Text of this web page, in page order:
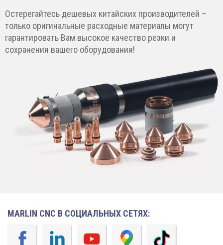
Остерегайтесь дешевых китайских производителей –
только оригинальные расходные материалы могут
гарантировать Вам высокое качество резки и
сохранения вашего оборудования!
MARLIN CNC В СОЦИАЛЬНЫХ СЕТЯХ: